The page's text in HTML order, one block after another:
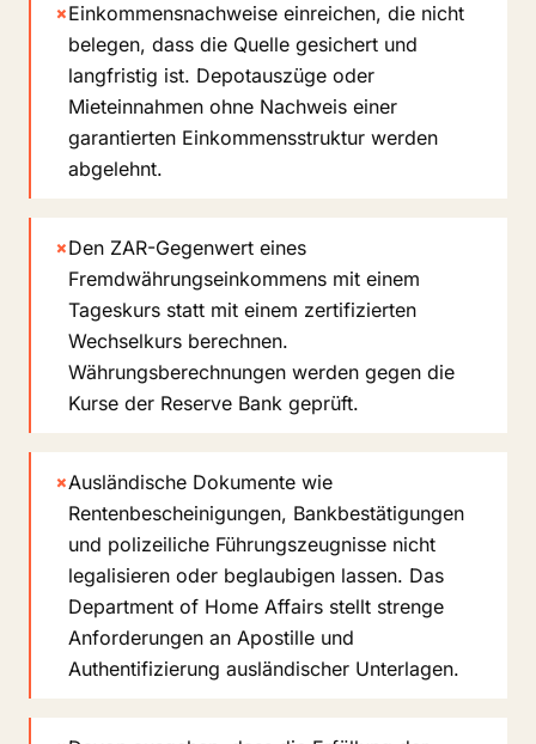
×Einkommensnachweise einreichen, die nicht
belegen, dass die Quelle gesichert und
langfristig ist. Depotauszüge oder
Mieteinnahmen ohne Nachweis einer
garantierten Einkommensstruktur werden
abgelehnt.
×Den ZAR-Gegenwert eines
Fremdwährungseinkommens mit einem
Tageskurs statt mit einem zertifizierten
Wechselkurs berechnen.
Währungsberechnungen werden gegen die
Kurse der Reserve Bank geprüft.
×Ausländische Dokumente wie
Rentenbescheinigungen, Bankbestätigungen
und polizeiliche Führungszeugnisse nicht
legalisieren oder beglaubigen lassen. Das
Department of Home Affairs stellt strenge
Anforderungen an Apostille und
Authentifizierung ausländischer Unterlagen.